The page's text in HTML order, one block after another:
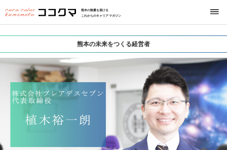
熊本の熱量を届ける
これからのキャリアマガジン
熊本の未来をつくる経営者